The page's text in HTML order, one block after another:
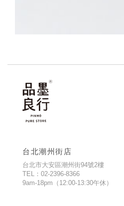
台北潮州街店
台北市大安區潮州街94號2樓
TEL：02-2396-8366
9am-18pm（12:00-13:30午休）